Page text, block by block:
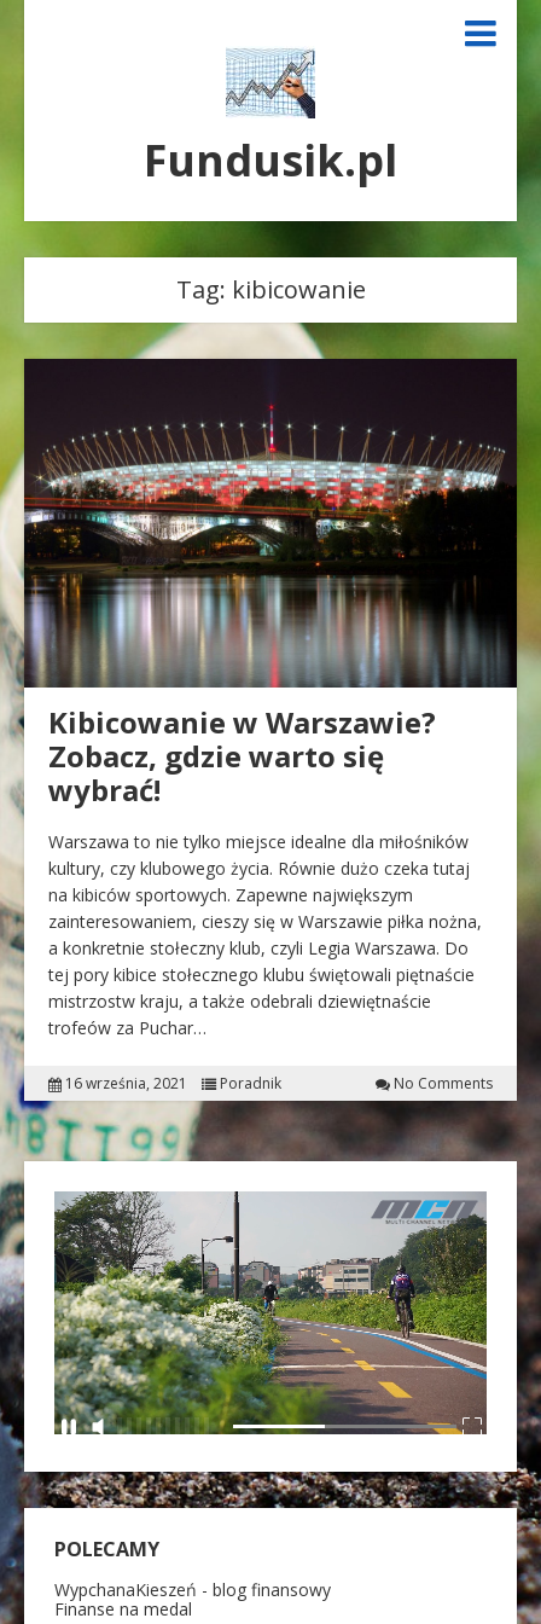
Fundusik.pl
Tag: kibicowanie
Kibicowanie w Warszawie?
Zobacz, gdzie warto się
wybrać!
Warszawa to nie tylko miejsce idealne dla miłośników
kultury, czy klubowego życia. Równie dużo czeka tutaj
na kibiców sportowych. Zapewne największym
zainteresowaniem, cieszy się w Warszawie piłka nożna,
a konkretnie stołeczny klub, czyli Legia Warszawa. Do
tej pory kibice stołecznego klubu świętowali piętnaście
mistrzostw kraju, a także odebrali dziewiętnaście
trofeów za Puchar…
16 września, 2021 Poradnik No Comments
POLECAMY
WypchanaKieszeń - blog finansowy
Finanse na medal